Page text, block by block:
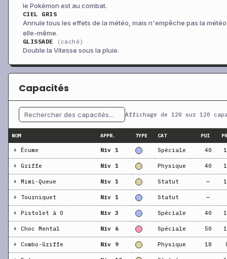
le Pokémon est au combat.
CIEL GRIS
Annule tous les effets de la météo, mais n'empêche pas la météo
elle-même.
GLISSADE (caché)
Double la Vitesse sous la pluie.
Capacités
Affichage de 120 sur 120
NOM APPR. TYPE CAT PUI
+ Écume Niv 1 Spéciale 40
+ Griffe Niv 1 Physique 40
+ Mimi-Queue Niv 1 Statut —
+ Tourniquet Niv 1 Statut —
+ Pistolet à O Niv 3 Spéciale 40
+ Choc Mental Niv 6 Spéciale 50
+ Combo-Griffe Niv 9 Physique 18